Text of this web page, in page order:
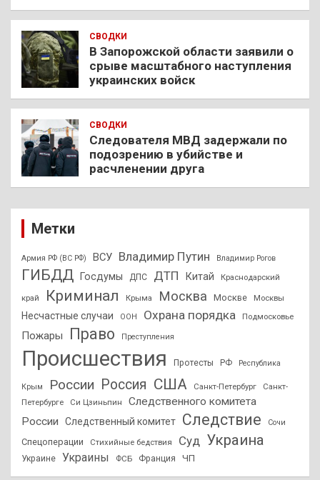
СВОДКИ
В Запорожской области заявили о
срыве масштабного наступления
украинских войск
СВОДКИ
Следователя МВД задержали по
подозрению в убийстве и
расчленении друга
Метки
Армия РФ (ВС РФ) ВСУ Владимир Путин Владимир Рогов
ГИБДД Госдумы ДПС ДТП Китай Краснодарский
край Криминал Крыма Москва Москве Москвы
Несчастные случаи ООН Охрана порядка Подмосковье
Пожары Право Преступления
Происшествия Протесты РФ Республика
Крым России Россия США Санкт-Петербург
Санкт-
Петербурге
Си Цзиньпин
Следственного комитета
России
Следственный комитет Следствие Сочи
Спецоперации Стихийные бедствия Суд Украина
Украине Украины ФСБ Франция ЧП